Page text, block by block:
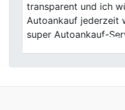
Auto verkaufen